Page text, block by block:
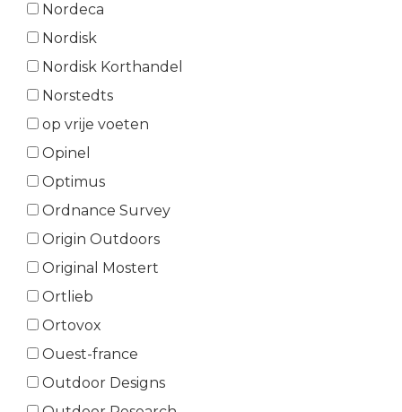
Nordeca
Nordisk
Nordisk Korthandel
Norstedts
op vrije voeten
Opinel
Optimus
Ordnance Survey
Origin Outdoors
Original Mostert
Ortlieb
Ortovox
Ouest-france
Outdoor Designs